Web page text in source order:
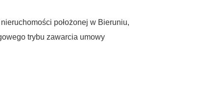
położonej w Bieruniu,
trybu zawarcia umowy